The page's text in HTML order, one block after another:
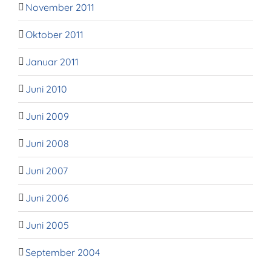
November 2011
Oktober 2011
Januar 2011
Juni 2010
Juni 2009
Juni 2008
Juni 2007
Juni 2006
Juni 2005
September 2004